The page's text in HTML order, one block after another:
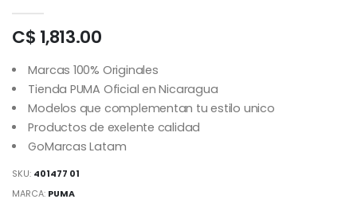
C$ 1,813.00
Marcas 100% Originales
Tienda PUMA Oficial en Nicaragua
Modelos que complementan tu estilo unico
Productos de exelente calidad
GoMarcas Latam
SKU: 401477 01
MARCA: PUMA